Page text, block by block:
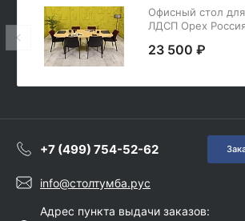
Офисный стол
ЛДСП Орех
23 500 ₽
+7 (499) 754-52-62
info@столтумба.рус
Адрес пункта выдачи заказов: